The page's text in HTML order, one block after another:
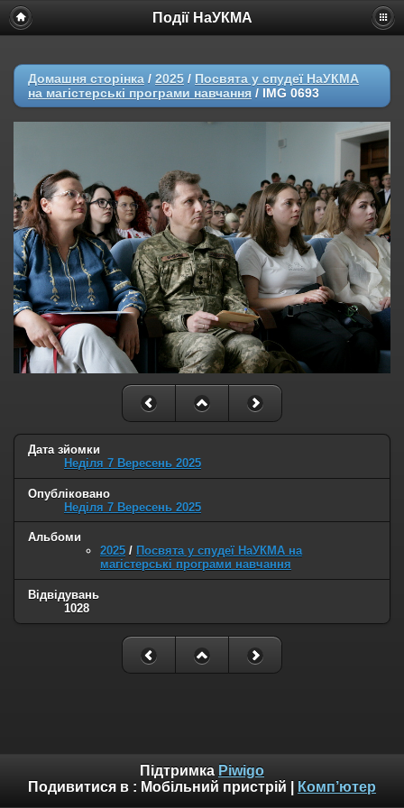
Події НаУКМА
Домашня сторінка / 2025 / Посвята у спудеї НаУКМА
на магістерські програми навчання / IMG 0693
Дата зйомки
Неділя 7 Вересень 2025
Опубліковано
Неділя 7 Вересень 2025
Альбоми
2025 / Посвята у спудеї НаУКМА на
магістерські програми навчання
Відвідувань
1028
Підтримка Piwigo
Подивитися в : Мобільний пристрій Комп’ютер